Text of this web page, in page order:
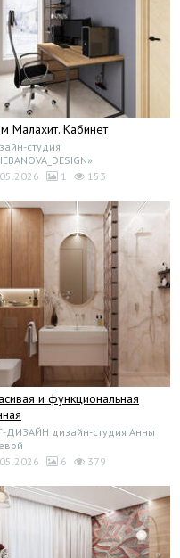
Малахит. Кабинет
студия
1 153
и функциональная
ДИЗАЙН дизайн-студия Анны
6 379